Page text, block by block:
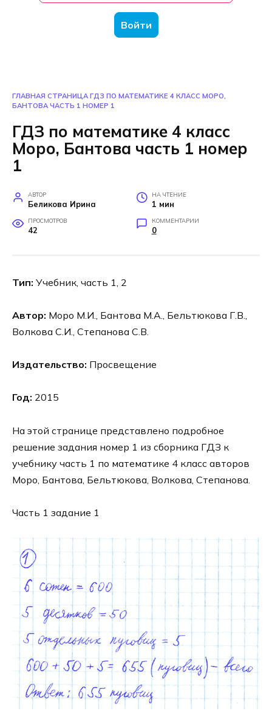
Войти
ГЛАВНАЯ СТРАНИЦА ГДЗ ПО МАТЕМАТИКЕ 4 КЛАСС МОРО,
БАНТОВА ЧАСТЬ 1 НОМЕР 1
ГДЗ по математике 4 класс
Моро, Бантова часть 1 номер
1
АВТОР
Беликова Ирина
НА ЧТЕНИЕ
1 мин
ПРОСМОТРОВ
42
КОММЕНТАРИИ
0
Тип: Учебник, часть 1, 2
Автор: Моро М.И., Бантова М.А., Бельтюкова Г.В.,
Волкова С.И., Степанова С.В.
Издательство: Просвещение
Год: 2015
На этой странице представлено подробное
решение задания номер 1 из сборника ГДЗ к
учебнику часть 1 по математике 4 класс авторов
Моро, Бантова, Бельтюкова, Волкова, Степанова.
Часть 1 задание 1